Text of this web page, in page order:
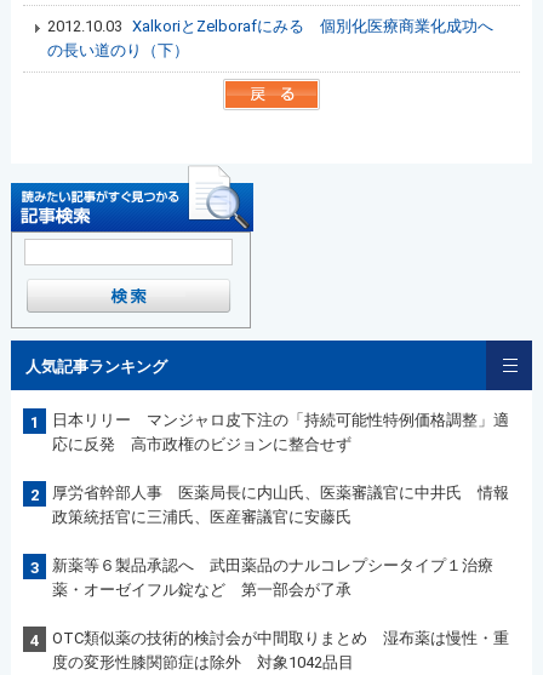
2012.10.03 XalkoriとZelborafにみる 個別化医療商業化成功へ
の長い道のり（下）
人気記事ランキング
1
日本リリー マンジャロ皮下注の「持続可能性特例価格調整」適
応に反発 高市政権のビジョンに整合せず
2
厚労省幹部人事 医薬局長に内山氏、医薬審議官に中井氏 情報
政策統括官に三浦氏、医産審議官に安藤氏
3
新薬等６製品承認へ 武田薬品のナルコレプシータイプ１治療
薬・オーゼイフル錠など 第一部会が了承
4
OTC類似薬の技術的検討会が中間取りまとめ 湿布薬は慢性・重
度の変形性膝関節症は除外 対象1042品目